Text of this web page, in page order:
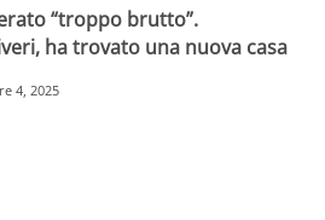
“troppo brutto”.
ha trovato una nuova casa
4, 2025